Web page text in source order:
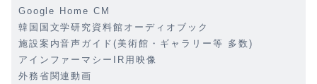
Google Home CM
韓国国文学研究資料館オーディオブック
施設案内音声ガイド(美術館・ギャラリー等 多数)
アインファーマシーIR用映像
外務省関連動画